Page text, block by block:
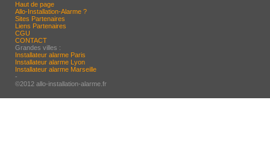
Haut de page
Allo-Installation-Alarme ?
Sites Partenaires
Liens Partenaires
CGU
CONTACT
Grandes villes :
Installateur alarme Paris
Installateur alarme Lyon
Installateur alarme Marseille
-
©2012 allo-installation-alarme.fr